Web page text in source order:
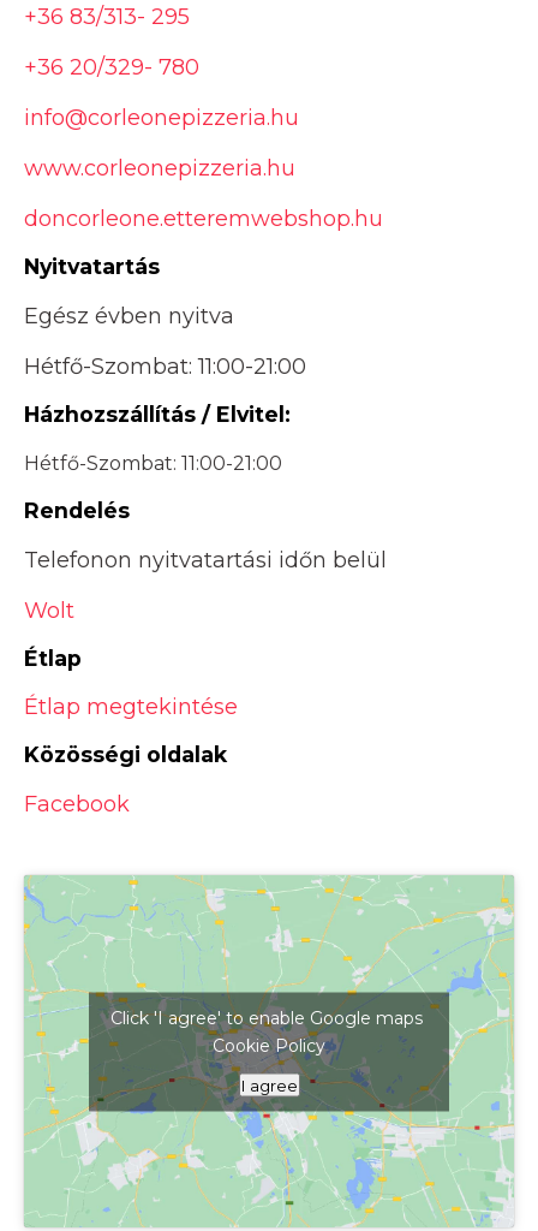
+36 83/313- 295
+36 20/329- 780
info@corleonepizzeria.hu
www.corleonepizzeria.hu
doncorleone.etteremwebshop.hu
Nyitvatartás
Egész évben nyitva
Hétfő-Szombat: 11:00-21:00
Házhozszállítás / Elvitel:
Hétfő-Szombat: 11:00-21:00
Rendelés
Telefonon nyitvatartási időn belül
Wolt
Étlap
Étlap megtekintése
Közösségi oldalak
Facebook
Kattints ide a térkép megjelenítéséhez
Click 'I agree' to enable Google maps
Cookie Policy
I agree